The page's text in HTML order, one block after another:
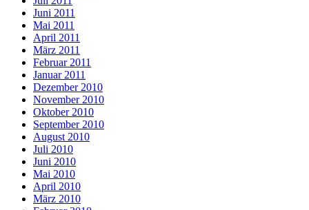
Juni 2011
Mai 2011
April 2011
März 2011
Februar 2011
Januar 2011
Dezember 2010
November 2010
Oktober 2010
September 2010
August 2010
Juli 2010
Juni 2010
Mai 2010
April 2010
März 2010